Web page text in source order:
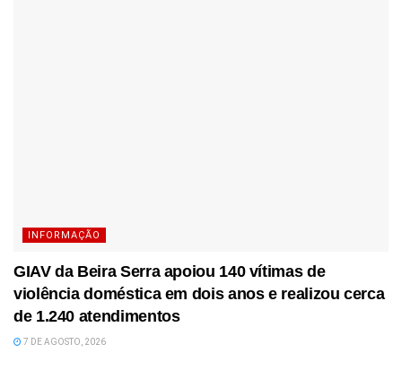
INFORMAÇÃO
GIAV da Beira Serra apoiou 140 vítimas de
violência doméstica em dois anos e realizou cerca
de 1.240 atendimentos
7 DE AGOSTO, 2026